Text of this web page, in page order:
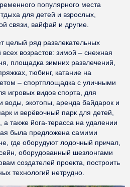
популярного места
для детей и взрослых,
связи, вайфай и другие.
целый ряд развлекательных
возрастов: зимой – снежная
площадка зимних развлечений,
тюбинг, катание на
– спортплощадка с уличными
игровых видов спорта, для
воды, экотопы, аренда байдарок и
и верёвочный парк для детей,
также йога-терасса на удалении
была предложена самими
где оборудуют лодочный причал,
оборудованный шезлонгами
создателей проекта, построить
технологий нетрудно.